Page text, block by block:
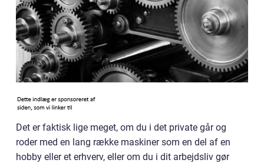
Det er faktisk lige meget, om du i det private går og
roder med en lang række maskiner som en del af en
hobby eller et erhverv, eller om du i dit arbejdsliv gør